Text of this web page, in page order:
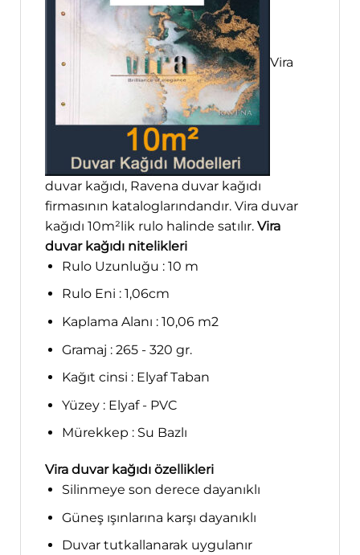
Vira
duvar kağıdı, Ravena duvar kağıdı
firmasının kataloglarındandır. Vira duvar
kağıdı 10m²lik rulo halinde satılır. Vira
duvar kağıdı nitelikleri
Rulo Uzunluğu : 10 m
Rulo Eni : 1,06cm
Kaplama Alanı : 10,06 m2
Gramaj : 265 - 320 gr.
Kağıt cinsi : Elyaf Taban
Yüzey : Elyaf - PVC
Mürekkep : Su Bazlı
Vira duvar kağıdı özellikleri
Silinmeye son derece dayanıklı
Güneş ışınlarına karşı dayanıklı
Duvar tutkallanarak uygulanır